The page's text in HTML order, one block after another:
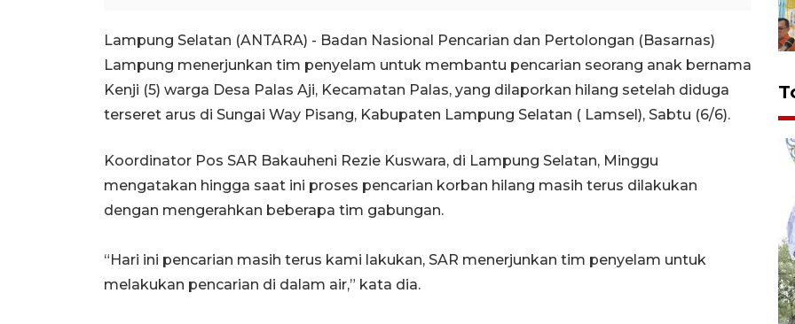
Lampung Selatan (ANTARA) - Badan Nasional Pencarian dan Pertolongan (Basarnas)
Lampung menerjunkan tim penyelam untuk membantu pencarian seorang anak bernama
Kenji (5) warga Desa Palas Aji, Kecamatan Palas, yang dilaporkan hilang setelah diduga
terseret arus di Sungai Way Pisang, Kabupaten Lampung Selatan ( Lamsel), Sabtu (6/6).
Koordinator Pos SAR Bakauheni Rezie Kuswara, di Lampung Selatan, Minggu
mengatakan hingga saat ini proses pencarian korban hilang masih terus dilakukan
dengan mengerahkan beberapa tim gabungan.
“Hari ini pencarian masih terus kami lakukan, SAR menerjunkan tim penyelam untuk
melakukan pencarian di dalam air,” kata dia.